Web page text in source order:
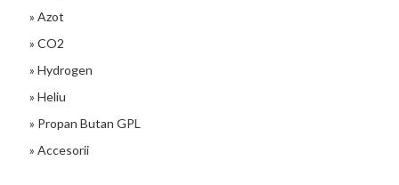
» Azot
» CO2
» Hydrogen
» Heliu
» Propan Butan GPL
» Accesorii